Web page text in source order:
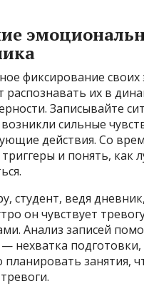
фиксирование
распознавать их в
Записывайте
сильные
действия. Со
и понять, как
студент, ведя
он чувствует
Анализ записей
нехватка подготовки,
планировать занятия,